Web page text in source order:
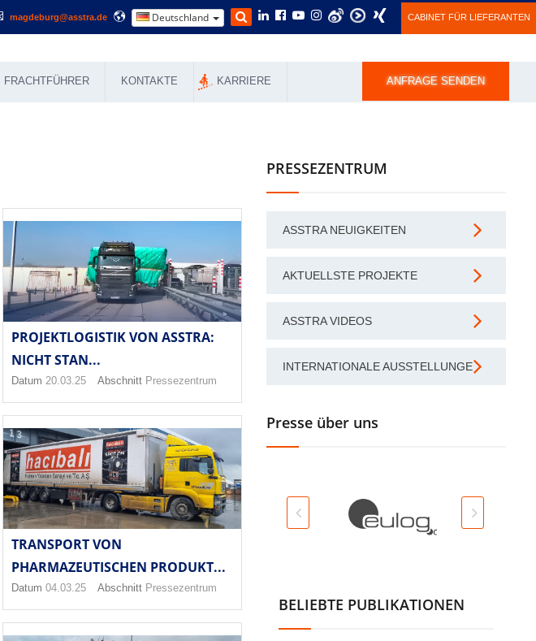
magdeburg@asstra.de Deutschland CABINET FÜR LIEFERANTEN
FRACHTFÜHRER KONTAKTE KARRIERE ANFRAGE SENDEN
PROJEKTLOGISTIK VON ASSTRA:
NICHT STAN...
Datum 20.03.25Abschnitt Pressezentrum
TRANSPORT VON
PHARMAZEUTISCHEN PRODUKT...
Datum 04.03.25Abschnitt Pressezentrum
PRESSEZENTRUM
ASSTRA NEUIGKEITEN
AKTUELLSTE PROJEKTE
ASSTRA VIDEOS
INTERNATIONALE AUSSTELLUNGEN
Presse über uns
BELIEBTE PUBLIKATIONEN